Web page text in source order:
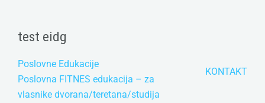
contenttest eidg
Poslovne Edukacije
Poslovna FITNES edukacija – za
vlasnike dvorana/teretana/studija
KONTAKT